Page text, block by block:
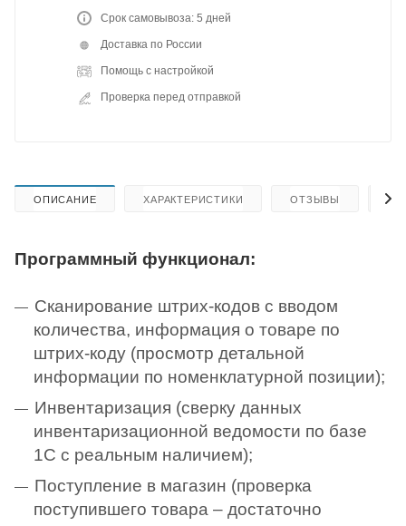
Срок самовывоза: 5 дней
Доставка по России
Помощь с настройкой
Проверка перед отправкой
ОПИСАНИЕ ХАРАКТЕРИСТИКИ ОТЗЫВЫ
Программный функционал:
Сканирование штрих-кодов с вводом
количества, информация о товаре по
штрих-коду (просмотр детальной
информации по номенклатурной позиции);
Инвентаризация (сверку данных
инвентаризационной ведомости по базе
1С с реальным наличием);
Поступление в магазин (проверка
поступившего товара – достаточно